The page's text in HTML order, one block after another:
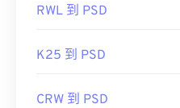
RWL 到 PSD
K25 到 PSD
CRW 到 PSD